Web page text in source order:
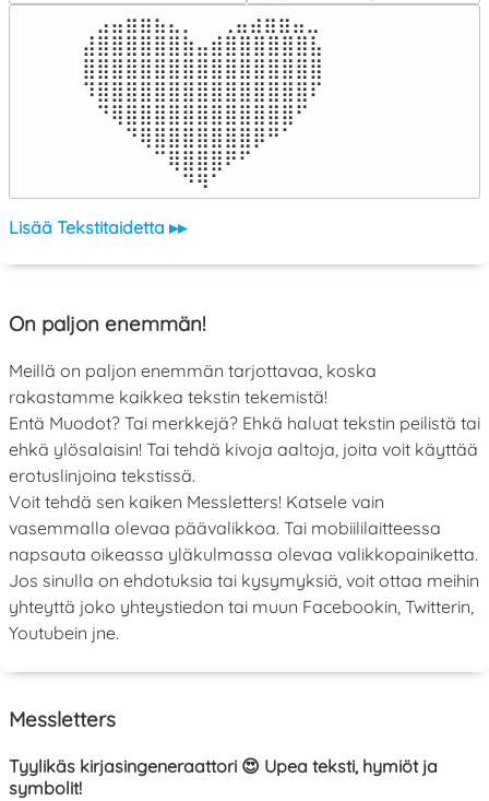
⠀⣠⣤⣶⣶⣦⣄⡀  ⠀⢀⣤⣴⣶⣶⣤⣀⠀
⣼⣿⣿⣿⣿⣿⣿⣷⣤⣾⣿⣿⣿⣿⣿⣿⣧
⣿⣿⣿⣿⣿⣿⣿⣿⣿⣿⣿⣿⣿⣿⣿⣿⣿
⠹⣿⣿⣿⣿⣿⣿⣿⣿⣿⣿⣿⣿⣿⣿⣿⠏
⠀⠙⢿⣿⣿⣿⣿⣿⣿⣿⣿⣿⣿⣿⣿⠋⠀
⠀⠀⠀⠙⢿⣿⣿⣿⣿⣿⣿⣿⡿⠛⠁⠀⠀
⠀⠀⠀⠀⠀⠉⢿⣿⣿⣿⠟⠋⠀⠀⠀⠀⠀
⠀⠀⠀⠀⠀⠀⠀⠙⠻⠁⠀⠀⠀⠀⠀⠀⠀⠀⠀⠀⠀⠀⠀
Lisää Tekstitaidetta ▸▸
On paljon enemmän!
Meillä on paljon enemmän tarjottavaa, koska
rakastamme kaikkea tekstin tekemistä!
Entä Muodot? Tai merkkejä? Ehkä haluat tekstin peilistä tai
ehkä ylösalaisin! Tai tehdä kivoja aaltoja, joita voit käyttää
erotuslinjoina tekstissä.
Voit tehdä sen kaiken Messletters! Katsele vain
vasemmalla olevaa päävalikkoa. Tai mobiililaitteessa
napsauta oikeassa yläkulmassa olevaa valikkopainiketta.
Jos sinulla on ehdotuksia tai kysymyksiä, voit ottaa meihin
yhteyttä joko yhteystiedon tai muun Facebookin, Twitterin,
Youtubein jne.
Messletters
Tyylikäs kirjasingeneraattori 😍 Upea teksti, hymiöt ja
symbolit!